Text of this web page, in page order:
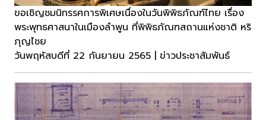
ขอเชิญชมนิทรรศการพิเศษเนื่องในวันพิพิธภัณฑ์ไทย เรื่อง
พระพุทธศาสนาในเมืองลำพูน ที่พิพิธภัณฑสถานแห่งชาติ หริ
ภุญไชย
วันพฤหัสบดีที่ 22 กันยายน 2565 | ข่าวประชาสัมพันธ์